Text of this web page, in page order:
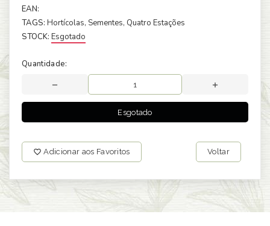
EAN:
TAGS: Hortícolas, Sementes, Quatro Estações
STOCK: Esgotado
Quantidade:
Esgotado
Adicionar aos Favoritos Voltar